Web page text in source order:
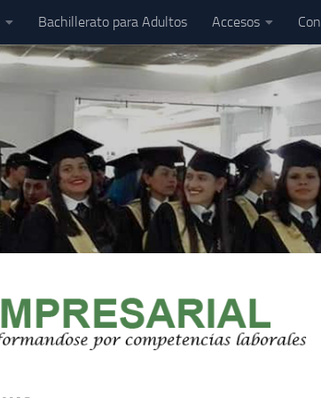
Bachillerato para Adultos Accesos